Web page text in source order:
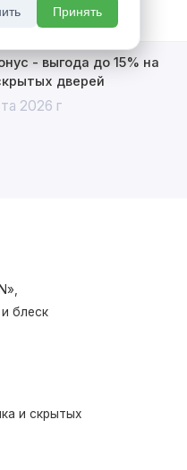
- выгода до 15% на
дверей
2026 г
блеск
и скрытых
Принять